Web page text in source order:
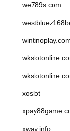
we789s.com
xoslot
xway.info